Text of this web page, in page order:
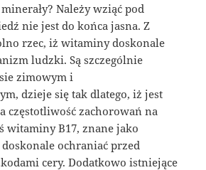
Należy wziąć pod
nie jest do końca jasna. Z
rzec, iż witaminy doskonale
ludzki. Są szczególnie
zimowym i
dzieje się tak dlatego, iż jest
częstotliwość zachorowań na
witaminy B17, znane jako
ochraniać przed
cery. Dodatkowo istniejące